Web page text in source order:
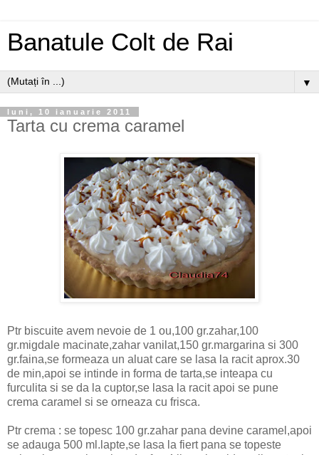
Banatule Colt de Rai
▼
luni, 10 ianuarie 2011
Tarta cu crema caramel
Ptr biscuite avem nevoie de 1 ou,100 gr.zahar,100
gr.migdale macinate,zahar vanilat,150 gr.margarina si 300
gr.faina,se formeaza un aluat care se lasa la racit aprox.30
de min,apoi se intinde in forma de tarta,se inteapa cu
furculita si se da la cuptor,se lasa la racit apoi se pune
crema caramel si se orneaza cu frisca.
Ptr crema : se topesc 100 gr.zahar pana devine caramel,apoi
se adauga 500 ml.lapte,se lasa la fiert pana se topeste